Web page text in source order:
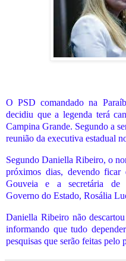
O PSD comandado na
decidiu que a legenda terá
Campina Grande. Segundo a
reunião da executiva estadual
Segundo Daniella Ribeiro, o
próximos dias, devendo ficar
Gouveia e a secretária de
Governo do Estado, Rosália
Daniella Ribeiro não
informando que tudo
pesquisas que serão feitas pelo